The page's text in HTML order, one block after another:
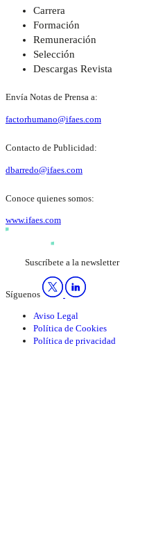
Carrera
Formación
Remuneración
Selección
Descargas Revista
Envía Notas de Prensa a:
factorhumano@ifaes.com
Contacto de Publicidad:
dbarredo@ifaes.com
Conoce quienes somos:
www.ifaes.com
Suscríbete a la newsletter
Síguenos
Aviso Legal
Política de Cookies
Política de privacidad